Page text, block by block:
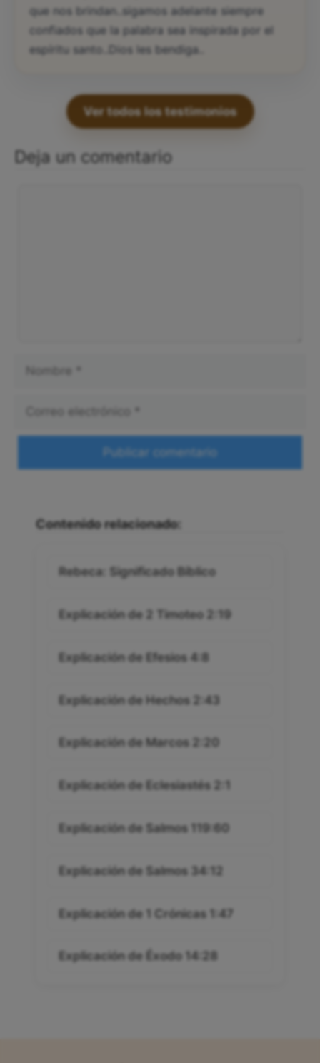
que nos brindan..sigamos adelante siempre
confiados que la palabra sea inspirada por el
espíritu santo..Dios les bendiga..
Ver todos los testimonios
Deja un comentario
Contenido relacionado:
Rebeca: Significado Bíblico
Explicación de 2 Timoteo 2:19
Explicación de Efesios 4:8
Explicación de Hechos 2:43
Explicación de Marcos 2:20
Explicación de Eclesiastés 2:1
Explicación de Salmos 119:60
Explicación de Salmos 34:12
Explicación de 1 Crónicas 1:47
Explicación de Éxodo 14:28